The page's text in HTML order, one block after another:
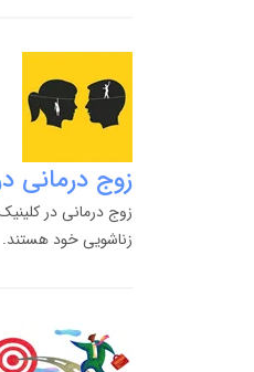
زوج درمانی
زوج درمانی در
زناشویی خود هستند.